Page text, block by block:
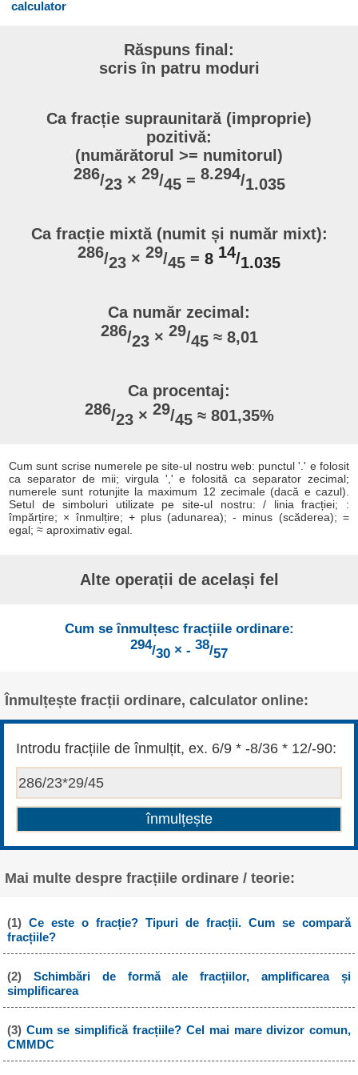
calculator
Răspuns final:
scris în patru moduri
Ca fracție supraunitară (improprie)
pozitivă:
(numărătorul >= numitorul)
286/23 × 29/45 = 8.294/1.035
Ca fracție mixtă (numit și număr mixt):
286/23 × 29/45 = 8 14/1.035
Ca număr zecimal:
286/23 × 29/45 ≈ 8,01
Ca procentaj:
286/23 × 29/45 ≈ 801,35%
Cum sunt scrise numerele pe site-ul nostru web: punctul '.' e folosit
ca separator de mii; virgula ',' e folosită ca separator zecimal;
numerele sunt rotunjite la maximum 12 zecimale (dacă e cazul).
Setul de simboluri utilizate pe site-ul nostru: / linia fracției; :
împărțire; × înmulțire; + plus (adunarea); - minus (scăderea); =
egal; ≈ aproximativ egal.
Alte operații de același fel
Cum se înmulțesc fracțiile ordinare:
294/30 × - 38/57
Înmulțește fracții ordinare, calculator online:
Introdu fracțiile de înmulțit, ex. 6/9 * -8/36 * 12/-90:
Mai multe despre fracțiile ordinare / teorie:
(1) Ce este o fracție? Tipuri de fracții. Cum se compară
fracțiile?
(2) Schimbări de formă ale fracțiilor, amplificarea și
simplificarea
(3) Cum se simplifică fracțiile? Cel mai mare divizor comun,
CMMDC